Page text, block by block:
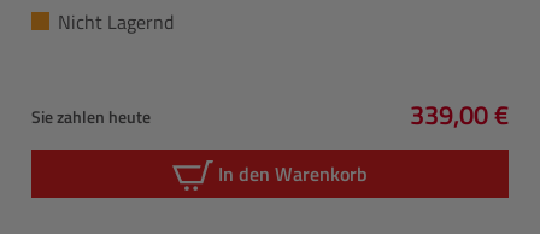
Nicht Lagernd
Sie zahlen heute
Regulärer
339,00 €
In den Warenkorb